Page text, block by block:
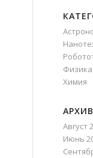
Физика
Химия
АРХИВ
Август
Июнь